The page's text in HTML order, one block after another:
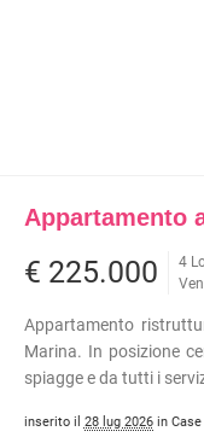
Appartamento
€ 225.000
4
Appartamento
Marina. In posizione
spiagge e da tutti i
inserito il 28 lug 2026in Case